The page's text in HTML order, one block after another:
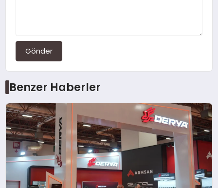
Gönder
Benzer Haberler